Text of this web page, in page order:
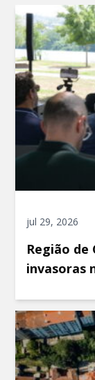
jul 29, 2026
Região de
invasoras